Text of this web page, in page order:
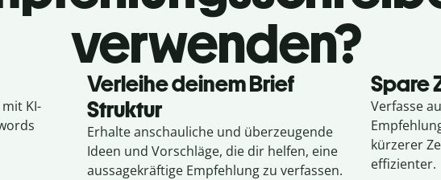
verwenden?
KI-
Verleihe deinem Brief
Struktur
Erhalte anschauliche und überzeugende
Ideen und Vorschläge, die dir helfen, eine
aussagekräftige Empfehlung zu verfassen.
Spare
Verfasse
kürzerer
effizienter.